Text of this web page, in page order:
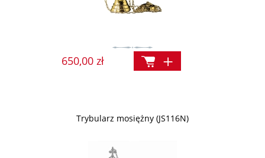
650,00 zł
Trybularz mosiężny (JS116N)